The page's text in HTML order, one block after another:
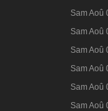
Sam Aoû
Sam Aoû
Sam Aoû
Sam Aoû
Sam Aoû
Sam Aoû